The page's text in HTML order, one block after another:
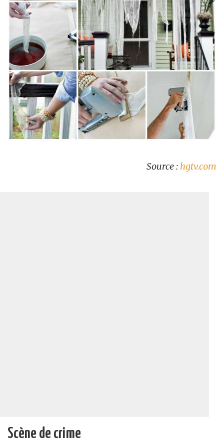
Source : hgtv.com
Scène de crime